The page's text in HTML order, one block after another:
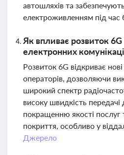
автошляхів та
електроживленням під час
Як впливає розвиток 6G
електронних
Розвиток 6G відкриває
операторів, дозволяючи
широкий спектр
високу швидкість
покращенню якості
покриття, особливо у
Джерело